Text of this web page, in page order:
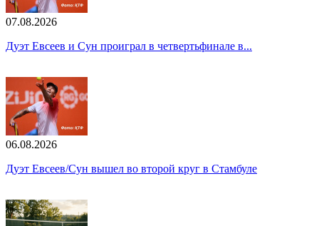
07.08.2026
Дуэт Евсеев и Сун проиграл в четвертьфинале в...
06.08.2026
Дуэт Евсеев/Сун вышел во второй круг в Стамбуле